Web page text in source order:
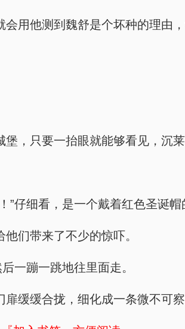
用他测到魏舒是个坏种的理由
，只要一抬眼就能够看见，沉
仔细看，是一个戴着红色圣诞
们带来了不少的惊吓。
一蹦一跳地往里面走。
缓缓合拢，细化成一条微不可